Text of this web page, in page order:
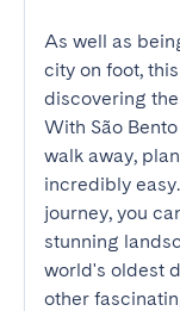
As well as
city on foot,
discovering
With São
walk away,
incredibly
journey, you
stunning
world's oldest
other